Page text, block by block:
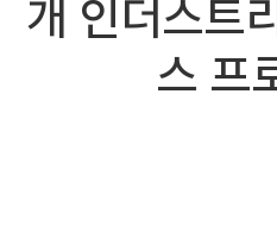
개 인더스트
스 프